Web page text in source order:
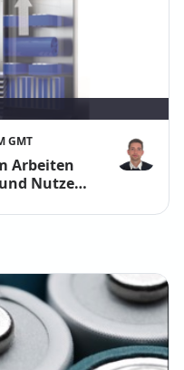
GMT
Arbeiten
Nutzen
Steven